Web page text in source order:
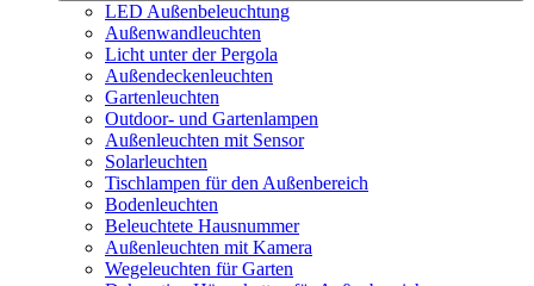
LED Außenbeleuchtung
Außenwandleuchten
Licht unter der Pergola
Außendeckenleuchten
Gartenleuchten
Outdoor- und Gartenlampen
Außenleuchten mit Sensor
Solarleuchten
Tischlampen für den Außenbereich
Bodenleuchten
Beleuchtete Hausnummer
Außenleuchten mit Kamera
Wegeleuchten für Garten